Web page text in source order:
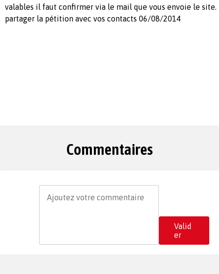
valables il faut confirmer via le mail que vous envoie le
partager la pétition avec vos contacts 06/08/2014
Commentaires
Valid
er